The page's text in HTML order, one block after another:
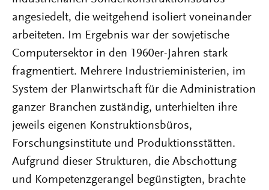
angesiedelt, die weitgehend isoliert voneinander
arbeiteten. Im Ergebnis war der sowjetische
Computersektor in den 1960er-Jahren stark
fragmentiert. Mehrere Industrieministerien, im
System der Planwirtschaft für die Administration
ganzer Branchen zuständig, unterhielten ihre
jeweils eigenen Konstruktionsbüros,
Forschungsinstitute und Produktionsstätten.
Aufgrund dieser Strukturen, die Abschottung
und Kompetenzgerangel begünstigten, brachte